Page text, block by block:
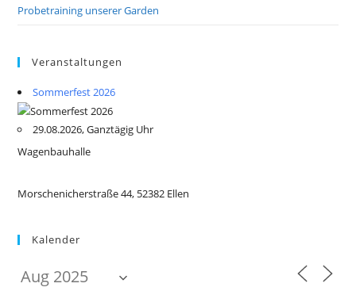
Probetraining unserer Garden
Veranstaltungen
Sommerfest 2026
29.08.2026, Ganztägig Uhr
Wagenbauhalle
Morschenicherstraße 44, 52382 Ellen
Kalender